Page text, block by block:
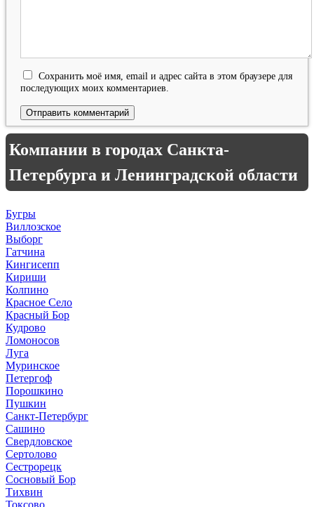
Сохранить моё имя, email и адрес сайта в этом браузере для
последующих моих комментариев.
Компании в городах Санкта-
Петербурга и Ленинградской области
Бугры
Виллозское
Выборг
Гатчина
Кингисепп
Кириши
Колпино
Красное Село
Красный Бор
Кудрово
Ломоносов
Луга
Муринское
Петергоф
Порошкино
Пушкин
Санкт-Петербург
Сашино
Свердловское
Сертолово
Сестрорецк
Сосновый Бор
Тихвин
Токсово